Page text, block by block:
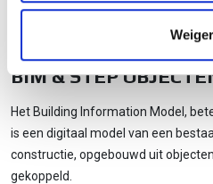
verzameld op basis van uw
BIM & STEP
Het Building Information Model,
is een digitaal model van een
constructie, opgebouwd uit
gekoppeld.